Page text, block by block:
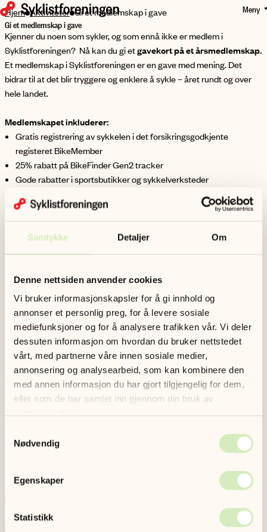
Samtykke Detaljer Om
Denne nettsiden anvender cookies
Vi bruker informasjonskapsler for å gi innhold og
annonser et personlig preg, for å levere sosiale
mediefunksjoner og for å analysere trafikken vår. Vi deler
dessuten informasjon om hvordan du bruker nettstedet
vårt, med partnerne våre innen sosiale medier,
annonsering og analysearbeid, som kan kombinere den
med annen informasjon du har gjort tilgjengelig for dem,
eller som de har samlet inn gjennom din bruk av
Nødvendig
Egenskaper
Statistikk
HOPP
TIL
HOVEDINNHOLD
Meny
Hjem Aktiviteter Gi et medlemskap i gave
Gi et medlemskap i gave
Kjenner du noen som sykler, og som ennå ikke er medlem i
Syklistforeningen? Nå kan du gi etgavekort på et årsmedlemskap.
Et medlemskap i Syklistforeningen er en gave med mening. Det
bidrar til at det blir tryggere og enklere å sykle – året rundt og over
hele landet.
Medlemskapet inkluderer:
Gratis registrering av sykkelen i det forsikringsgodkjente
registeret BikeMember
25% rabatt på BikeFinder Gen2 tracker
Gode rabatter i sportsbutikker og sykkelverksteder
Gratis medlemsblad i posten
Invitasjoner til eksklusive arrangementer og aktiviteter
Gjelder for alle medlemskapstyper
Årspriser:
Hovedmedlemskap 490kr
Pensjonistmedlemskap 195kr
Studentmedlemskap 195kr
Bestill gavekort
Fyll ut skjemaet nedenfor med ditt navn, e-post og hvilken type
medlemskap du ønsker å gi bort
Vipps beløpet til77190
Etter at kjøpet er gjennomført sender vi et fint
gavemedlemskap-bevis til e-postadressen din.
Tips: Send gavebeviset videre digitalt til den som skal få gaven –
eller skriv det ut og gi det personlig.
Start med å fylle inn din egen informasjon og hvilket medlemskap du
*påkrevd
Fornavn *
Etternavn *